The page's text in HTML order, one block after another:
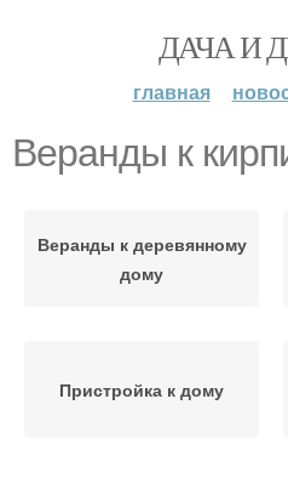
ДАЧА И
главная
Веранды к
Веранды к деревянному
дому
Пристройка к дому